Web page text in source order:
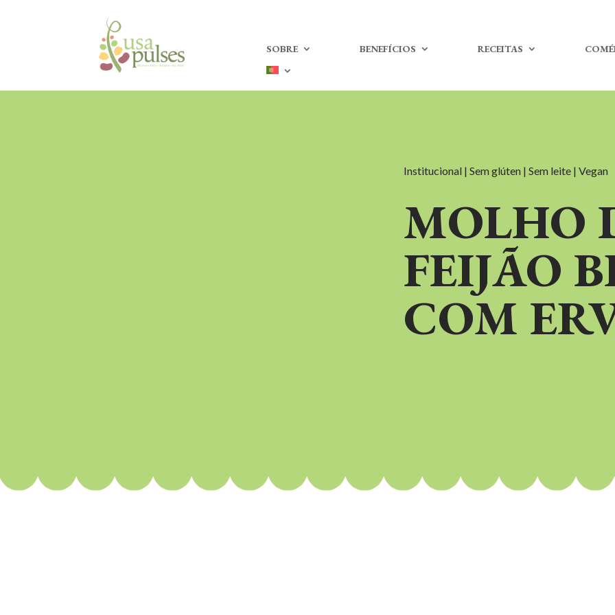
SOBRE BENEFÍCIOS RECEITAS
Institucional | Sem glúten | Sem leite | Vegan
MOLHO
FEIJÃO
COM